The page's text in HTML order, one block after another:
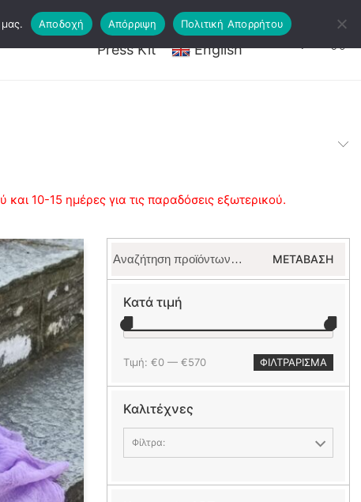
Εργαστήρια – Εισιτήρια
Τέχνη
Press Kit
English
10-15 ημέρες για τις παραδόσεις εξωτερικού.
για:
ΜΕΤΆΒΑΣΗ
Κατά τιμή
Ελάχιστη
Μέγιστη
ΦΙΛΤΡΆΡΙΣΜΑ
Τιμή: €0 — €570
Καλιτέχνες
Φίλτρα:
Αποδοχή Απόρριψη Πολιτική Απορρήτου